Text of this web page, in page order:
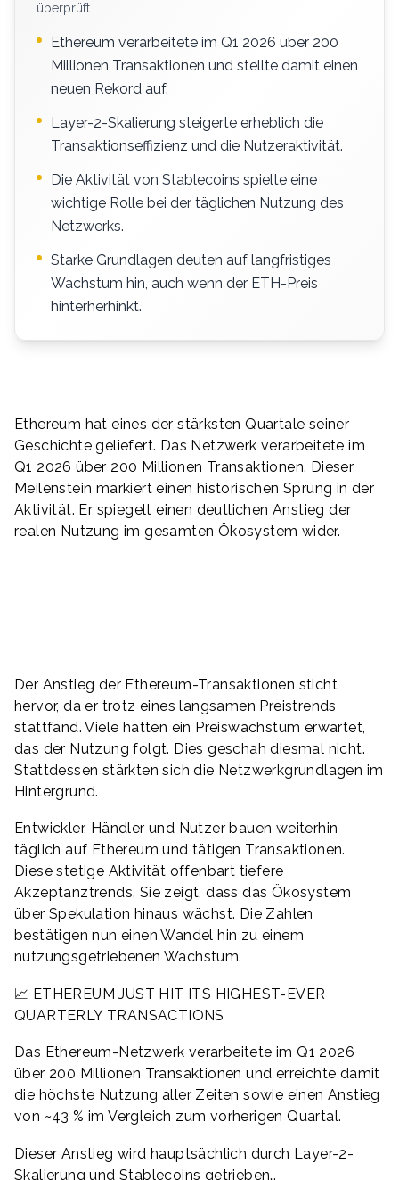
überprüft.
Ethereum verarbeitete im Q1 2026 über 200
Millionen Transaktionen und stellte damit einen
neuen Rekord auf.
Layer-2-Skalierung steigerte erheblich die
Transaktionseffizienz und die Nutzeraktivität.
Die Aktivität von Stablecoins spielte eine
wichtige Rolle bei der täglichen Nutzung des
Netzwerks.
Starke Grundlagen deuten auf langfristiges
Wachstum hin, auch wenn der ETH-Preis
hinterherhinkt.
Ethereum hat eines der stärksten Quartale seiner
Geschichte geliefert. Das Netzwerk verarbeitete im
Q1 2026 über 200 Millionen Transaktionen. Dieser
Meilenstein markiert einen historischen Sprung in der
Aktivität. Er spiegelt einen deutlichen Anstieg der
realen Nutzung im gesamten Ökosystem wider.
Der Anstieg der Ethereum-Transaktionen sticht
hervor, da er trotz eines langsamen Preistrends
stattfand. Viele hatten ein Preiswachstum erwartet,
das der Nutzung folgt. Dies geschah diesmal nicht.
Stattdessen stärkten sich die Netzwerkgrundlagen im
Hintergrund.
Entwickler, Händler und Nutzer bauen weiterhin
täglich auf Ethereum und tätigen Transaktionen.
Diese stetige Aktivität offenbart tiefere
Akzeptanztrends. Sie zeigt, dass das Ökosystem
über Spekulation hinaus wächst. Die Zahlen
bestätigen nun einen Wandel hin zu einem
nutzungsgetriebenen Wachstum.
📈 ETHEREUM JUST HIT ITS HIGHEST-EVER
QUARTERLY TRANSACTIONS
Das Ethereum-Netzwerk verarbeitete im Q1 2026
über 200 Millionen Transaktionen und erreichte damit
die höchste Nutzung aller Zeiten sowie einen Anstieg
von ~43 % im Vergleich zum vorherigen Quartal.
Dieser Anstieg wird hauptsächlich durch Layer-2-
Skalierung und Stablecoins getrieben…